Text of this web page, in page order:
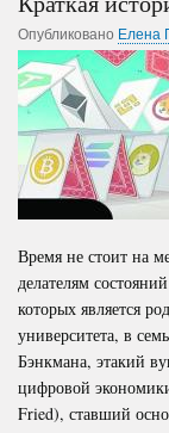
Опубликовано Елена
Время не стоит на
делателям
которых является
университета, в
Бэнкмана, этакий
цифровой
Fried), ставший